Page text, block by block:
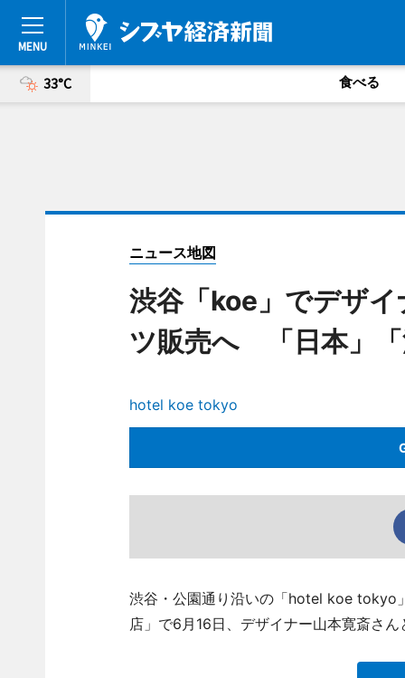
33°C 食べる
ニュース地図
渋谷「koe」でデザ
ツ販売へ 「日本」「
hotel koe tokyo
渋谷・公園通り沿いの「hotel koe tokyo
店」で6月16日、デザイナー山本寛斎さ